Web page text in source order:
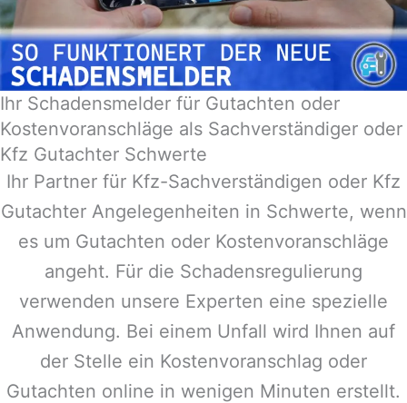
Ihr Schadensmelder für Gutachten oder
Kostenvoranschläge als Sachverständiger oder
Kfz Gutachter Schwerte
Ihr Partner für Kfz-Sachverständigen oder Kfz
Gutachter Angelegenheiten in Schwerte, wenn
es um Gutachten oder Kostenvoranschläge
angeht. Für die Schadensregulierung
verwenden unsere Experten eine spezielle
Anwendung. Bei einem Unfall wird Ihnen auf
der Stelle ein Kostenvoranschlag oder
Gutachten online in wenigen Minuten erstellt.